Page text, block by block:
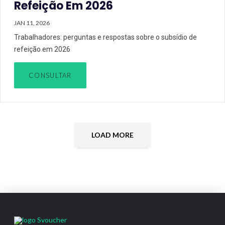
Refeição Em 2026
JAN 11, 2026
Trabalhadores: perguntas e respostas sobre o subsídio de
refeição em 2026
CONSULTAR
LOAD MORE